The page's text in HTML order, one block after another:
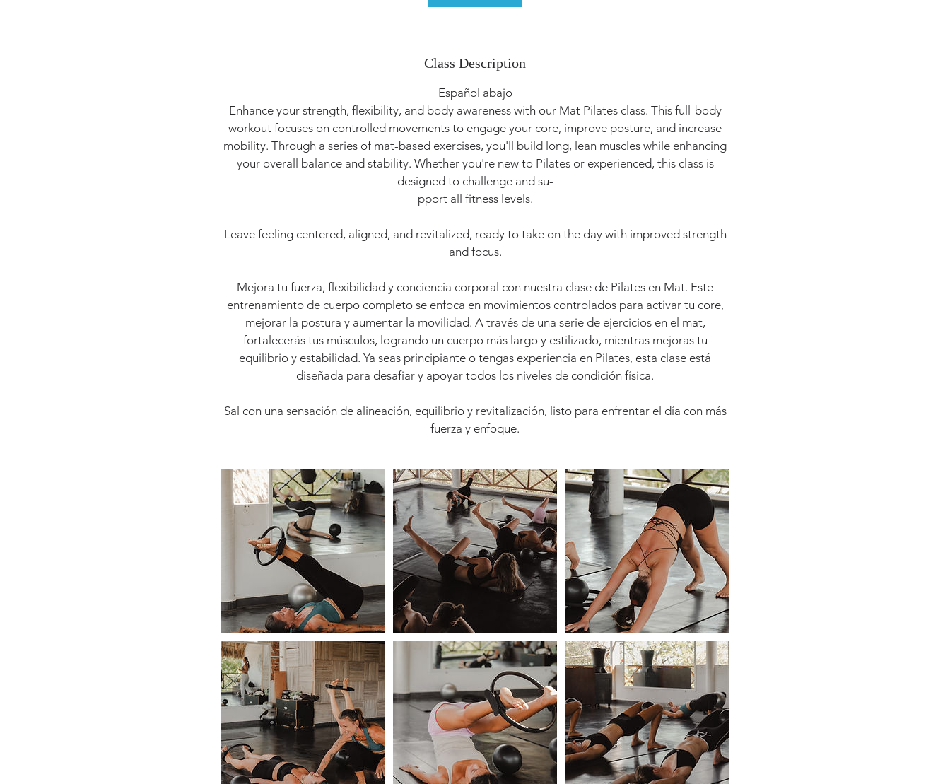
Class Description
Español abajo
Enhance your strength, flexibility, and body awareness with our Mat Pilates class. This full-body
workout focuses on controlled movements to engage your core, improve posture, and increase
mobility. Through a series of mat-based exercises, you'll build long, lean muscles while enhancing
your overall balance and stability. Whether you're new to Pilates or experienced, this class is
designed to challenge and su-
pport all fitness levels.
Leave feeling centered, aligned, and revitalized, ready to take on the day with improved strength
and focus.
---
Mejora tu fuerza, flexibilidad y conciencia corporal con nuestra clase de Pilates en Mat. Este
entrenamiento de cuerpo completo se enfoca en movimientos controlados para activar tu core,
mejorar la postura y aumentar la movilidad. A través de una serie de ejercicios en el mat,
fortalecerás tus músculos, logrando un cuerpo más largo y estilizado, mientras mejoras tu
equilibrio y estabilidad. Ya seas principiante o tengas experiencia en Pilates, esta clase está
diseñada para desafiar y apoyar todos los niveles de condición física.
Sal con una sensación de alineación, equilibrio y revitalización, listo para enfrentar el día con más